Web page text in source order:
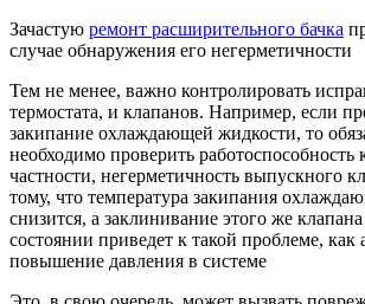
Зачастую ремонт расширительного бачка
случае обнаружения его негерметичности
Тем не менее, важно контролировать
термостата, и клапанов. Например, если
закипание охлаждающей жидкости, то
необходимо проверить работоспособность
частности, негерметичность выпускного
тому, что температура закипания
снизится, а заклинивание этого же
состоянии приведет к такой проблеме, как
повышение давления в системе